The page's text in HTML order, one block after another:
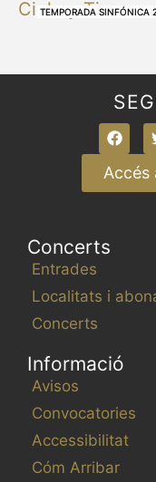
NUESTRAS BANDAS Y
NUESTRAS BANDAS Y
OTRAS MÚSICAS
NUESTRAS BANDAS Y
NUESTRAS BANDAS Y
TEMPORADA SINFÓNICA
TEMPORADA SINFÓNICA
TEMPORADA SINFÓNICA
Cielo y Tierra
TEMPORADA SINFÓNICA
Accés
Concerts
Entrades
Localitats i
Concerts
Informació
Avisos
Convocatories
Accessibilitat
Cóm Arribar